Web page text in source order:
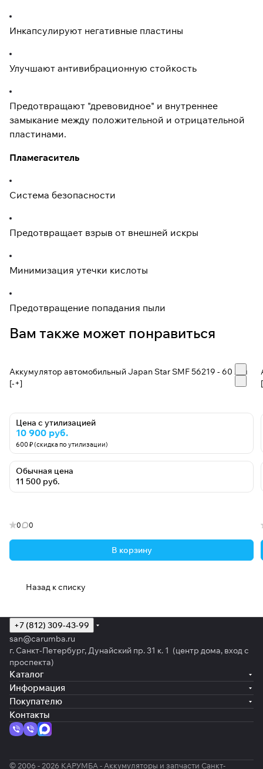
Инкапсулируют негативные пластины
Улучшают антивибрационную стойкость
Предотвращают "древовидное" и внутреннее
замыкание между положительной и отрицательной
пластинами.
Пламегаситель
Система безопасности
Предотвращает взрыв от внешней искры
Минимизация утечки кислоты
Предотвращение попадания пыли
Вам также может понравиться
Аккумулятор автомобильный Japan Star SMF 56219 - 60 А/ч
[-+]
Цена с утилизацией
10 900 руб.
600 ₽ (скидка по утилизации)
Обычная цена
11 500 руб.
0 0
В корзину
Назад к списку
+7 (812) 309-43-99
san@carumba.ru
г. Санкт-Петербург, Дунайский пр. 31 к. 1 (центр дома, вход с
проспекта)
Каталог
Информация
Покупателю
Контакты
© 2006 - 2026 КАРУМБА - Аккумуляторы и запчасти Санкт-